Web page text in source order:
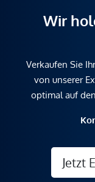
Wir
Verkaufen Sie
von unserer
optimal auf
Jetzt